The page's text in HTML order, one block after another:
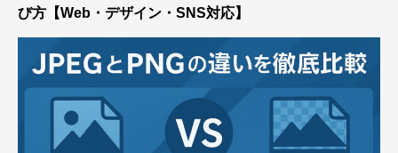
び方【Web・デザイン・SNS対応】